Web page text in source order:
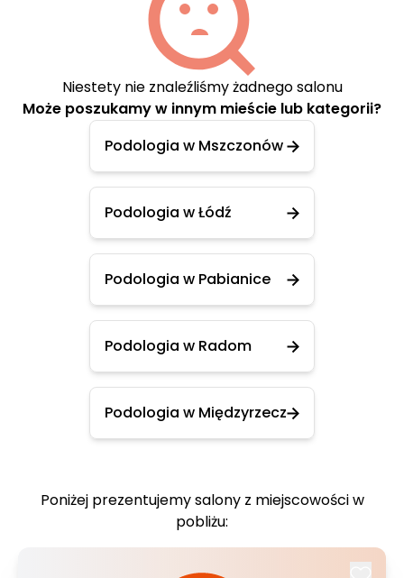
Niestety nie znaleźliśmy żadnego salonu
Może poszukamy w innym mieście lub kategorii?
Podologia w Mszczonów
Podologia w Łódź
Podologia w Pabianice
Podologia w Radom
Podologia w Międzyrzecz
Poniżej prezentujemy salony z miejscowości w
pobliżu: